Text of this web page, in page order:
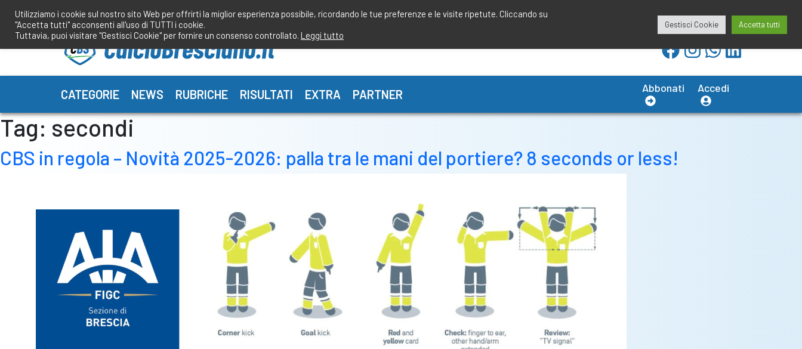
contenuto
redazione@calciobresciano.it
CATEGORIE NEWS RUBRICHE RISULTATI EXTRA PARTNER Abbonati Accedi
Tag: secondi
CBS in regola – Novità 2025-2026: palla tra le mani del portiere? 8 seconds or less!
Utilizziamo i cookie sul nostro sito Web per offrirti la miglior esperienza possibile, ricordando le tue preferenze e le visite ripetute. Cliccando su
"Accetta tutti" acconsenti all'uso di TUTTI i cookie.
Tuttavia, puoi visitare "Gestisci Cookie" per fornire un consenso controllato. Leggi tutto
Gestisci Cookie Accetta tutti